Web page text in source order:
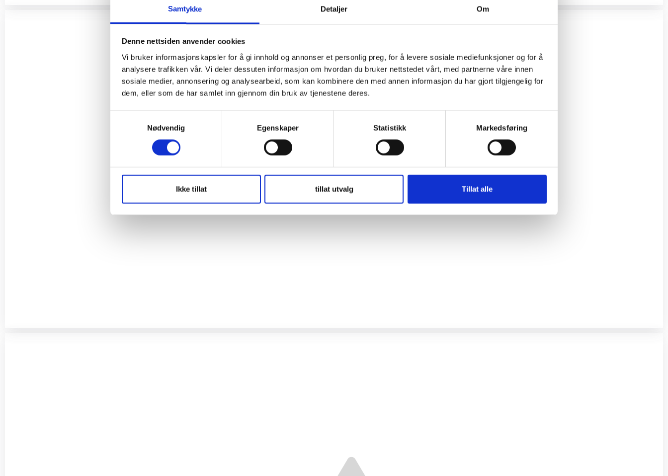
Samtykke Detaljer Om
Denne nettsiden anvender cookies
Vi bruker informasjonskapsler for å gi innhold og annonser et personlig preg, for å levere sosiale mediefunksjoner og for å
analysere trafikken vår. Vi deler dessuten informasjon om hvordan du bruker nettstedet vårt, med partnerne våre innen
sosiale medier, annonsering og analysearbeid, som kan kombinere den med annen informasjon du har gjort tilgjengelig for
dem, eller som de har samlet inn gjennom din bruk av tjenestene deres.
Nødvendig
Egenskaper Statistikk Markedsføring
Ikke tillat tillat utvalg Tillat alle